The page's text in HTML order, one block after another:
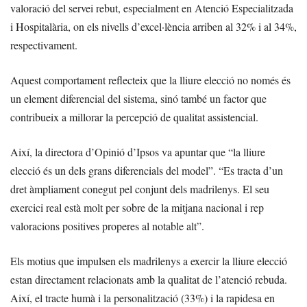
valoració del servei rebut, especialment en Atenció Especialitzada
i Hospitalària, on els nivells d’excel·lència arriben al 32% i al 34%,
respectivament.
Aquest comportament reflecteix que la lliure elecció no només és
un element diferencial del sistema, sinó també un factor que
contribueix a millorar la percepció de qualitat assistencial.
Així, la directora d’Opinió d’Ipsos va apuntar que “la lliure
elecció és un dels grans diferencials del model”. “Es tracta d’un
dret àmpliament conegut pel conjunt dels madrilenys. El seu
exercici real està molt per sobre de la mitjana nacional i rep
valoracions positives properes al notable alt”.
Els motius que impulsen els madrilenys a exercir la lliure elecció
estan directament relacionats amb la qualitat de l’atenció rebuda.
Així, el tracte humà i la personalització (33%) i la rapidesa en